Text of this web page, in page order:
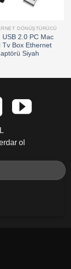
DÖNÜŞTÜRÜCÜ
USB 2.0 PC Mac
Tv Box Ethernet
Siyah
ol